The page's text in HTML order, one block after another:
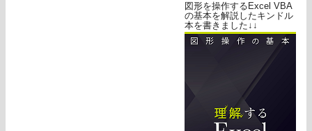
図形を操作するExcel VBA
の基本を解説したキンドル
本を書きました↓↓